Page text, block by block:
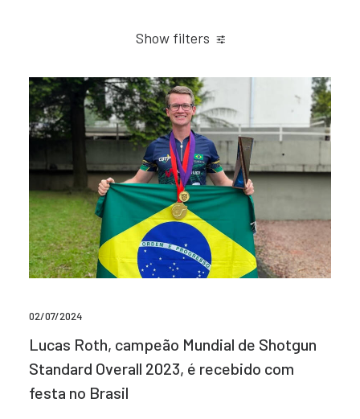
Show filters
02/07/2024
Lucas Roth, campeão Mundial de Shotgun
Standard Overall 2023, é recebido com
festa no Brasil